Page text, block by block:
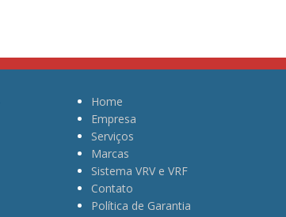
Home
Empresa
Serviços
Marcas
Sistema VRV e VRF
Contato
Política de Garantia